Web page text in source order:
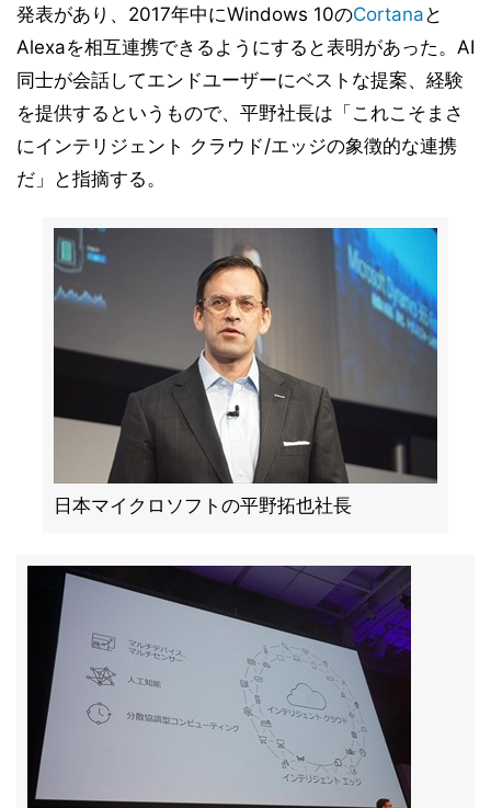
発表があり、2017年中にWindows 10のCortana と
Alexaを相互連携できるようにすると表明があった。AI
同士が会話してエンドユーザーにベストな提案、経験
を提供するというもので、平野社長は「これこそまさ
にインテリジェント クラウド/エッジの象徴的な連携
だ」と指摘する。
日本マイクロソフトの平野拓也社長